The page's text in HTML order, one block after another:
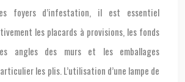
foyers d’infestation, il est essentiel
les placards à provisions, les fonds
angles des murs et les emballages
les plis. L’utilisation d’une lampe de